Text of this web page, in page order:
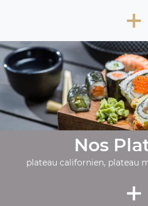
+
Nos
plateau californien, plateau
+